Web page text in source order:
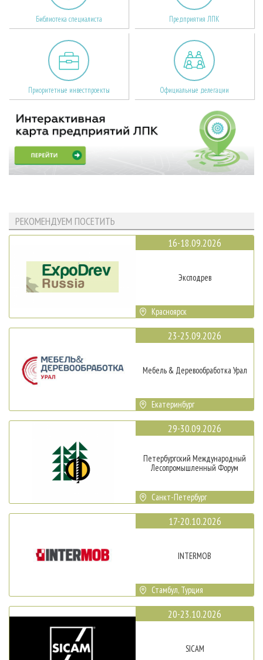
Библиотека специалиста Предприятия ЛПК
Приоритетные инвестпроекты Официальные делегации
РЕКОМЕНДУЕМ ПОСЕТИТЬ
16-18.09.2026
Эксподрев
Красноярск
23-25.09.2026
Мебель & Деревообработка Урал
Екатеринбург
29-30.09.2026
Петербургский Международный
Лесопромышленный Форум
Санкт-Петербург
17-20.10.2026
INTERMOB
Стамбул, Турция
20-23.10.2026
SICAM